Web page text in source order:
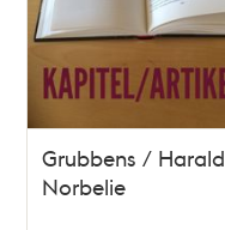
Grubbens / Harald
Norbelie